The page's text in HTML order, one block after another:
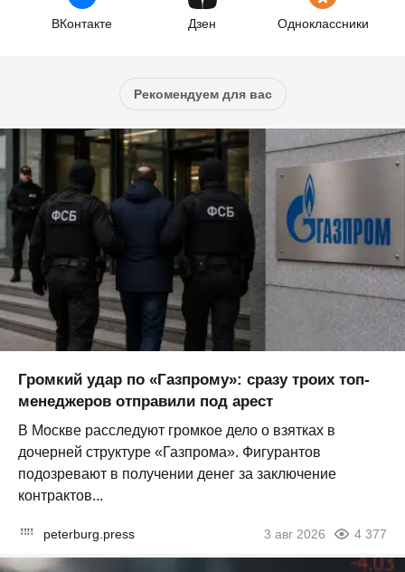
ВКонтакте Дзен Одноклассники
Рекомендуем для вас
Громкий удар по «Газпрому»: сразу троих топ-
менеджеров отправили под арест
В Москве расследуют громкое дело о взятках в
дочерней структуре «Газпрома». Фигурантов
подозревают в получении денег за заключение
контрактов...
peterburg.press 3 авг 2026 4 377